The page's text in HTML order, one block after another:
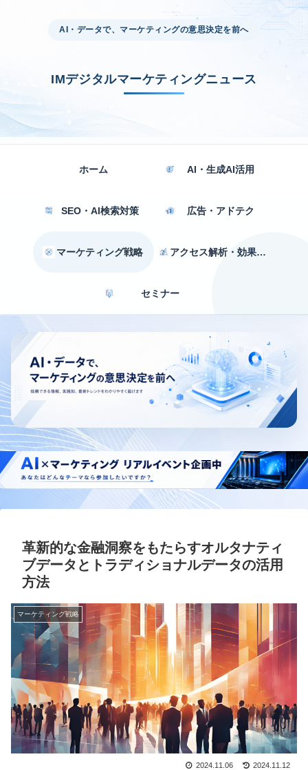
AI・データで、マーケティングの意思決定を前へ
IMデジタルマーケティングニュース
ホーム AI・生成AI活用
SEO・AI検索対策 広告・アドテク
マーケティング戦略 アクセス解析・効果測定
セミナー
革新的な金融洞察をもたらすオルタナティ
ブデータとトラディショナルデータの活用
方法
マーケティング戦略
2024.11.06 2024.11.12